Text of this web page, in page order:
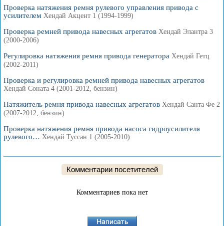
Проверка натяжения ремня рулевого управления привода с
усилителем Хендай Акцент 1 (1994-1999)
Проверка ремней привода навесных агрегатов Хендай Элантра 3
(2000-2006)
Регулировка натяжения ремня привода генератора Хендай Гетц
(2002-2011)
Проверка и регулировка ремней привода навесных агрегатов
Хендай Соната 4 (2001-2012, бензин)
Натяжитель ремня привода навесных агрегатов Хендай Санта Фе 2
(2007-2012, бензин)
Проверка натяжения ремня привода насоса гидроусилителя
рулевого… Хендай Туссан 1 (2005-2010)
Комментарии посетителей
Комментариев пока нет